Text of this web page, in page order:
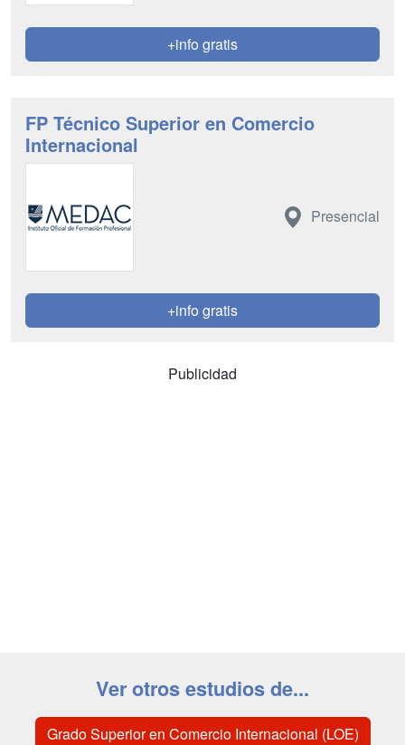
+info gratis
FP Técnico Superior en Comercio
Internacional
Presencial
+info gratis
Publicidad
Ver otros estudios de...
Grado Superior en Comercio Internacional (LOE)